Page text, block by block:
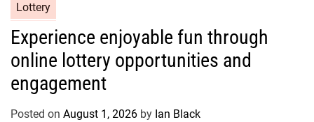
a
e
o
r
Lottery
Experience enjoyable fun through
online lottery opportunities and
engagement
Posted on August 1, 2026 by Ian Black